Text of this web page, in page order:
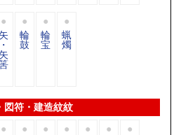
矢
・
矢
輪
鼓
輪
宝
蝋
燭
図符・建造紋紋